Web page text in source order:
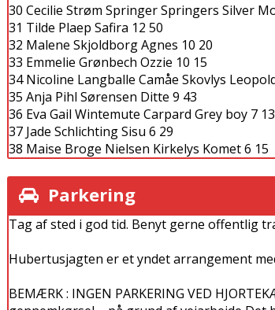
30 Cecilie Strøm Springer Springers Silver
31 Tilde Plaep Safira 12 50
32 Malene Skjoldborg Agnes 10 20
33 Emmelie Grønbech Ozzie 10 15
34 Nicoline Langballe Camåe Skovlys
35 Anja Pihl Sørensen Ditte 9 43
36 Eva Gail Wintemute Carpard Grey boy 7 13
37 Jade Schlichting Sisu 6 29
38 Maise Broge Nielsen Kirkelys Komet 6 15
Parkering
Tag af sted i god tid. Benyt gerne offentlig
Hubertusjagten er et yndet arrangement
BEMÆRK : INGEN PARKERING VED